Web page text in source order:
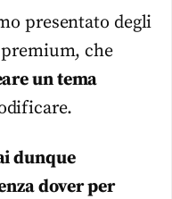
presentato degli
che
un tema
dunque
dover per